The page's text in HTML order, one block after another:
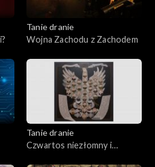
Tanie dranie
Wojna Zachodu z Zachodem
Tanie dranie
Czwartos niezłomny i